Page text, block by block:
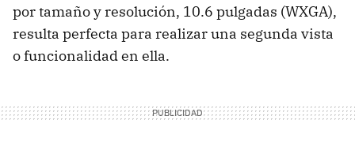
por tamaño y resolución, 10.6 pulgadas (WXGA),
resulta perfecta para realizar una segunda vista
o funcionalidad en ella.